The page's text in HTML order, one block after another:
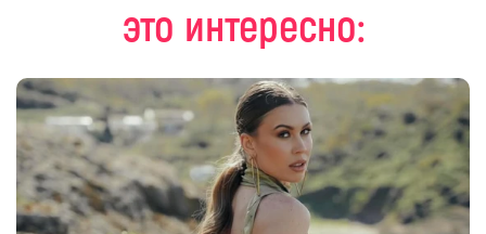
это интересно: